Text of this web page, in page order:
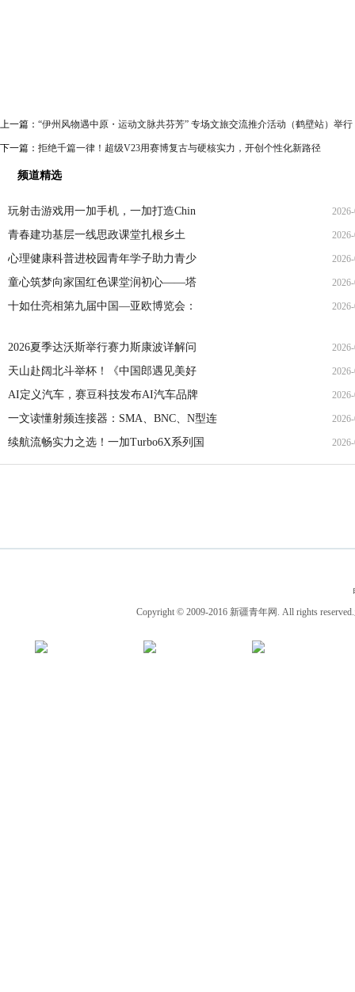
上一篇： “伊州风物遇中原・运动文脉共芬芳” 专场文旅交流推介活动（鹤壁站）举行
下一篇： 拒绝千篇一律！超级V23用赛博复古与硬核实力，开创个性化新路径
频道精选
玩射击游戏用一加手机，一加打造Chin
青春建功基层一线思政课堂扎根乡土
心理健康科普进校园青年学子助力青少
童心筑梦向家国红色课堂润初心——塔
十如仕亮相第九届中国—亚欧博览会：
2026夏季达沃斯举行赛力斯康波详解问
天山赴阔北斗举杯！《中国郎遇见美好
AI定义汽车，赛豆科技发布AI汽车品牌
一文读懂射频连接器：SMA、BNC、N型连
续航流畅实力之选！一加Turbo6X系列国
Copyright © 2009-2016 新疆青年网. All rights